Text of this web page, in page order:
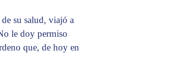
su salud, viajó a
le doy permiso
que, de hoy en